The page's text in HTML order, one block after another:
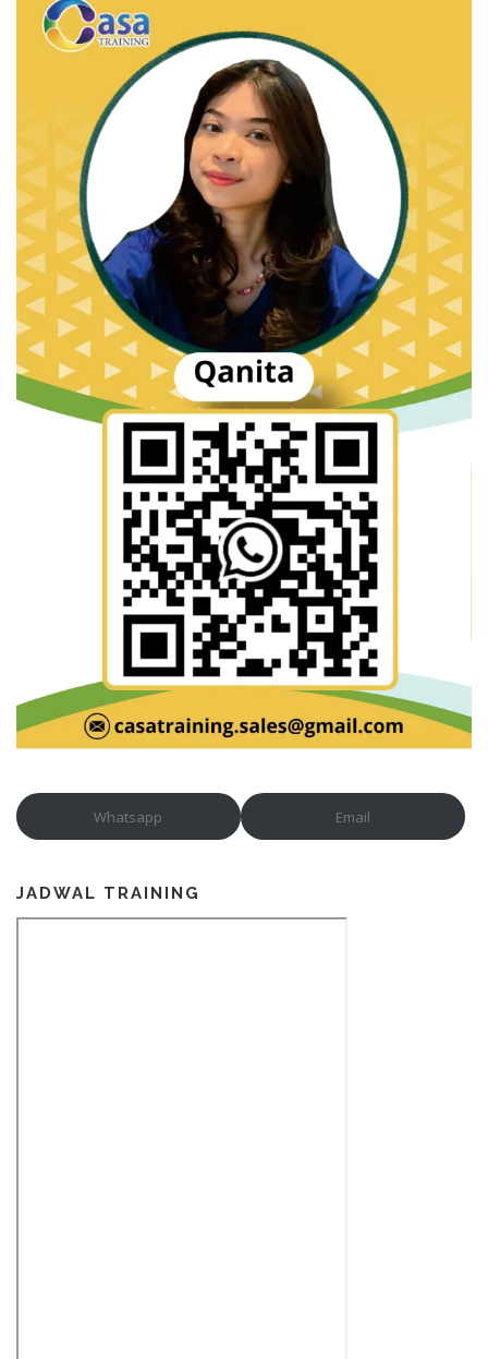
Whatsapp Email
JADWAL TRAINING